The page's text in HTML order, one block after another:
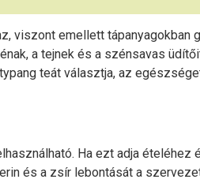
viszont emellett
a tejnek és a szénsavas
teát választja, az
Ha ezt adja ételéhez
és a zsír lebontását a